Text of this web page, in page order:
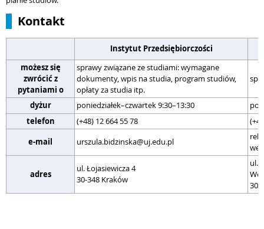
Kontakt
Instytut Przedsiębiorczości
możesz się
zwrócić z
pytaniami o
sprawy związane ze studiami: wymagane
dokumenty, wpis na studia, program studiów,
opłaty za studia itp.
dyżur poniedziałek–czwartek 9:30–13:30
telefon
(+48) 12 664 55 78
e-mail
urszula.bidzinska@uj.edu.pl
adres
ul. Łojasiewicza 4
30-348 Kraków
ul.
30-